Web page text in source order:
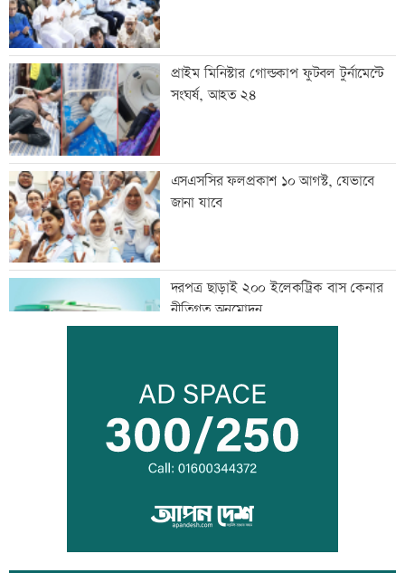
প্রাইম মিনিস্টার গোল্ডকাপ ফুটবল টুর্নামেন্টে
সংঘর্ষ, আহত ২৪
এসএসসির ফলপ্রকাশ ১০ আগস্ট, যেভাবে
জানা যাবে
দরপত্র ছাড়াই ২০০ ইলেকট্রিক বাস কেনার
নীতিগত অনুমোদন
তনু হত্যার আসামি সাবেক সেনাসদস্য
হাফিজুরকে আত্মসমর্পণের নির্দেশ
দুদকের মামলায় ঢাকা ব্যাংকের ৪ কর্মকর্তার
কারাদণ্ড